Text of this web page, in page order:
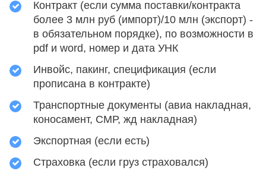
Контракт (если сумма поставки/контракта
более 3 млн руб (импорт)/10 млн (экспорт) -
в обязательном порядке), по возможности в
pdf и word, номер и дата УНК
Инвойс, пакинг, спецификация (если
прописана в контракте)
Транспортные документы (авиа накладная,
коносамент, СМР, жд накладная)
Экспортная (если есть)
Страховка (если груз страховался)